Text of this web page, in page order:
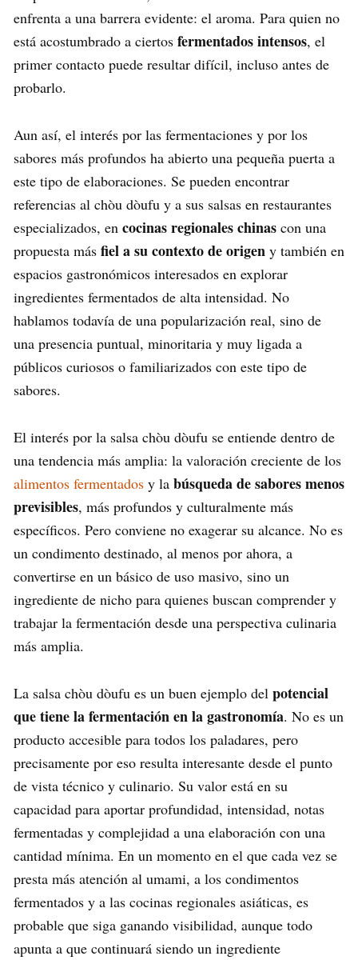
enfrenta a una barrera evidente: el aroma. Para quien no
está acostumbrado a ciertos fermentados intensos, el
primer contacto puede resultar difícil, incluso antes de
probarlo.
Aun así, el interés por las fermentaciones y por los
sabores más profundos ha abierto una pequeña puerta a
este tipo de elaboraciones. Se pueden encontrar
referencias al chòu dòufu y a sus salsas en restaurantes
especializados, en cocinas regionales chinas con una
propuesta más fiel a su contexto de origen y también en
espacios gastronómicos interesados en explorar
ingredientes fermentados de alta intensidad. No
hablamos todavía de una popularización real, sino de
una presencia puntual, minoritaria y muy ligada a
públicos curiosos o familiarizados con este tipo de
sabores.
El interés por la salsa chòu dòufu se entiende dentro de
una tendencia más amplia: la valoración creciente de los
alimentos fermentados y la búsqueda de sabores menos
previsibles, más profundos y culturalmente más
específicos. Pero conviene no exagerar su alcance. No es
un condimento destinado, al menos por ahora, a
convertirse en un básico de uso masivo, sino un
ingrediente de nicho para quienes buscan comprender y
trabajar la fermentación desde una perspectiva culinaria
más amplia.
La salsa chòu dòufu es un buen ejemplo del potencial
que tiene la fermentación en la gastronomía. No es un
producto accesible para todos los paladares, pero
precisamente por eso resulta interesante desde el punto
de vista técnico y culinario. Su valor está en su
capacidad para aportar profundidad, intensidad, notas
fermentadas y complejidad a una elaboración con una
cantidad mínima. En un momento en el que cada vez se
presta más atención al umami, a los condimentos
fermentados y a las cocinas regionales asiáticas, es
probable que siga ganando visibilidad, aunque todo
apunta a que continuará siendo un ingrediente